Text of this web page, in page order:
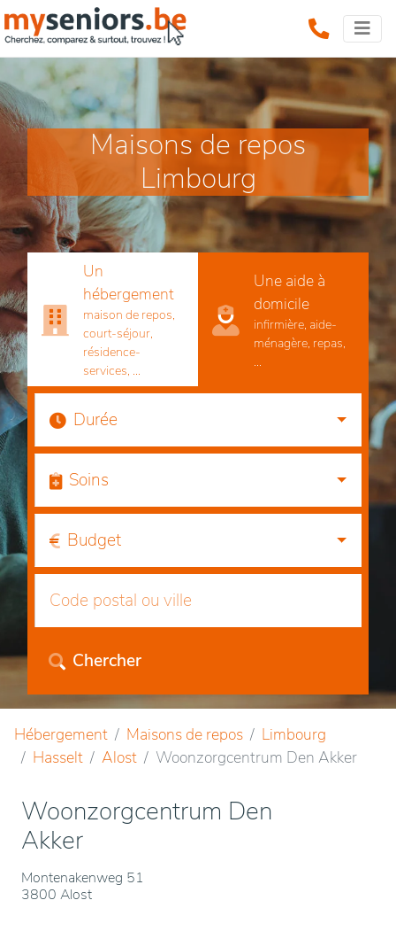
Maisons de repos
Limbourg
Un
hébergement
maison de repos,
court-séjour,
résidence-
services, ...
Une aide à
domicile
infirmière, aide-
ménagère, repas,
...
Durée
Soins
Budget
Chercher
Hébergement Maisons de repos
Limbourg
Hasselt
Alost Woonzorgcentrum Den Akker
Woonzorgcentrum Den
Akker
Montenakenweg 51
3800 Alost